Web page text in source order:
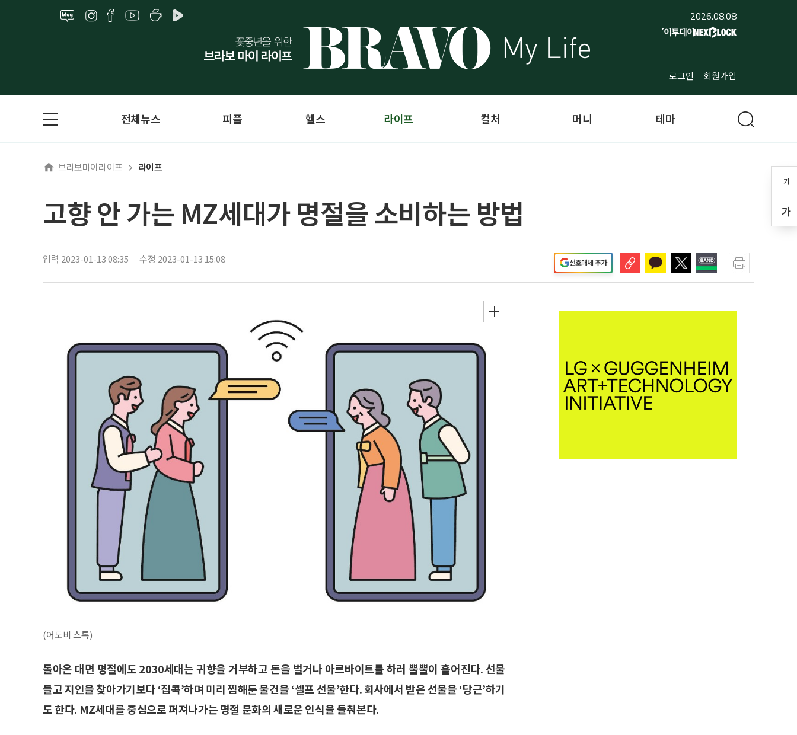
2026.08.08
로그인 회원가입
가
가
전체뉴스 피플 헬스 라이프 컬처 머니 테마
브라보마이라이프 라이프
고향 안 가는 MZ세대가 명절을 소비하는 방법
입력 2023-01-13 08:35 수정 2023-01-13 15:08 선호매체 추가
(어도비 스톡)
돌아온 대면 명절에도 2030세대는 귀향을 거부하고 돈을 벌거나 아르바이트를 하러 뿔뿔이 흩어진다. 선물
들고 지인을 찾아가기보다 ‘집콕’하며 미리 찜해둔 물건을 ‘셀프 선물’한다. 회사에서 받은 선물을 ‘당근’하기
도 한다. MZ세대를 중심으로 퍼져나가는 명절 문화의 새로운 인식을 들춰본다.